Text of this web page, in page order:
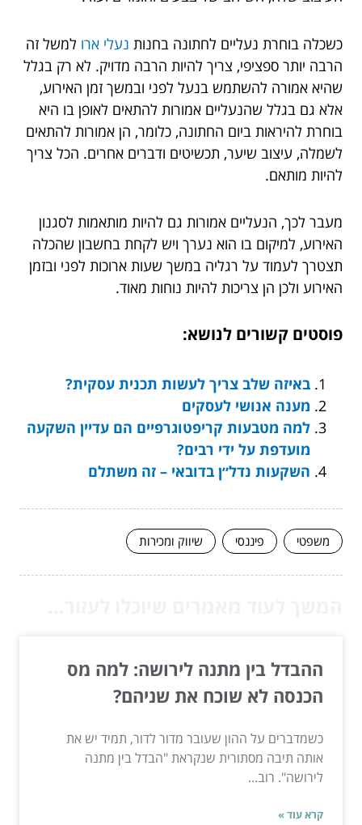
כשכלה בוחרת נעליים לחתונה בחנות נעלי ארו למשל זה
הרבה יותר ספציפי, צריך להיות הרבה מדויק. לא רק בגלל
שהיא אמורה להשתמש בנעל לפני ובמשך זמן האירוע,
אלא גם בגלל שהנעליים אמורות להתאים לאופן בו היא
בוחרת להיראות ביום החתונה, כלומר, הן אמורות להתאים
לשמלה, עיצוב שיער, תכשיטים ודברים אחרים. הכל צריך
להיות מותאם.
מעבר לכך, הנעליים אמורות גם להיות מותאמות לסגנון
האירוע, למיקום בו הוא נערך ויש לקחת בחשבון שהכלה
תצטרך לעמוד על רגליה במשך שעות ארוכות לפני ובזמן
האירוע ולכן הן צריכות להיות נוחות מאוד.
פוסטים קשורים לנושא:
באיזה שלב צריך לעשות תכנית עסקית?
מענה אנושי לעסקים
למה מטבעות קריפטוגרפיים הם עדיין השקעה
מועדפת על ידי רבים?
השקעות נדל״ן בדובאי – זה משתלם
משפטי פיננסי שיווק ומכירות
ההבדל בין מתנה לירושה: למה מס
הכנסה לא שוכח את שניהם?
כשמדברים על ההון שעובר מדור לדור, תמיד יש את
אותה תיבה מסתורית שנקראת "הבדל בין מתנה
לירושה". רוב...
קרא עוד »